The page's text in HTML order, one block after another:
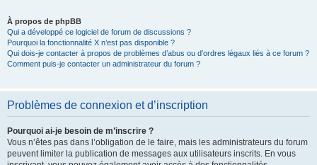
À propos de phpBB
Qui a développé ce logiciel de forum de discussions ?
Pourquoi la fonctionnalité X n’est pas disponible ?
Qui dois-je contacter à propos de problèmes d’abus ou d’ordres légaux liés à ce forum ?
Comment puis-je contacter un administrateur du forum ?
Problèmes de connexion et d’inscription
Pourquoi ai-je besoin de m’inscrire ?
Vous n’êtes pas dans l’obligation de le faire, mais les administrateurs du forum
peuvent limiter la publication de messages aux utilisateurs inscrits. En vous